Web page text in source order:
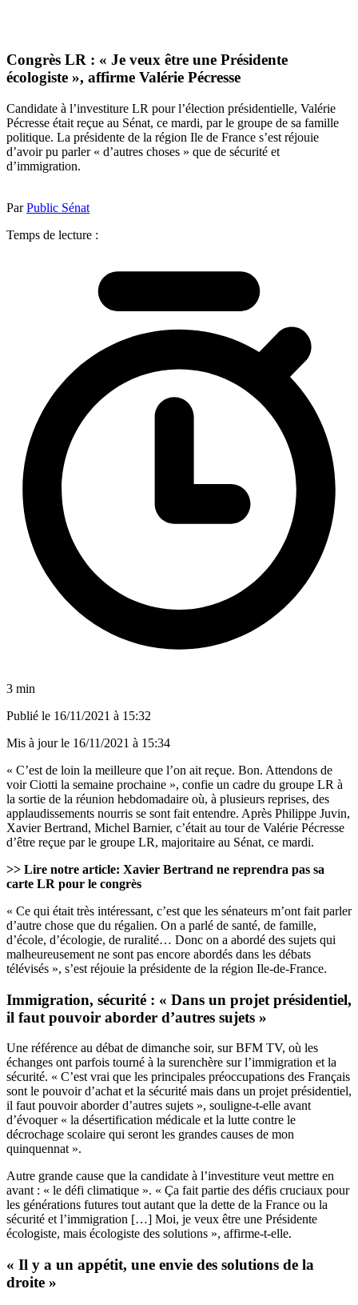
Congrès LR : « Je veux être une Présidente
écologiste », affirme Valérie Pécresse
Candidate à l’investiture LR pour l’élection présidentielle, Valérie
Pécresse était reçue au Sénat, ce mardi, par le groupe de sa famille
politique. La présidente de la région Ile de France s’est réjouie
d’avoir pu parler « d’autres choses » que de sécurité et
d’immigration.
ParPublic Sénat
Temps de lecture :
3 min
Publié le 16/11/2021 à 15:32
Mis à jour le 16/11/2021 à 15:34
« C’est de loin la meilleure que l’on ait reçue. Bon. Attendons de
voir Ciotti la semaine prochaine », confie un cadre du groupe LR à
la sortie de la réunion hebdomadaire où, à plusieurs reprises, des
applaudissements nourris se sont fait entendre. Après Philippe Juvin,
Xavier Bertrand, Michel Barnier, c’était au tour de Valérie Pécresse
d’être reçue par le groupe LR, majoritaire au Sénat, ce mardi.
>> Lire notre article: Xavier Bertrand ne reprendra pas sa
carte LR pour le congrès
« Ce qui était très intéressant, c’est que les sénateurs m’ont fait parler
d’autre chose que du régalien. On a parlé de santé, de famille,
d’école, d’écologie, de ruralité… Donc on a abordé des sujets qui
malheureusement ne sont pas encore abordés dans les débats
télévisés », s’est réjouie la présidente de la région Ile-de-France.
Immigration, sécurité : « Dans un projet présidentiel,
il faut pouvoir aborder d’autres sujets »
Une référence au débat de dimanche soir, sur BFM TV, où les
échanges ont parfois tourné à la surenchère sur l’immigration et la
sécurité. « C’est vrai que les principales préoccupations des Français
sont le pouvoir d’achat et la sécurité mais dans un projet présidentiel,
il faut pouvoir aborder d’autres sujets », souligne-t-elle avant
d’évoquer « la désertification médicale et la lutte contre le
décrochage scolaire qui seront les grandes causes de mon
quinquennat ».
Autre grande cause que la candidate à l’investiture veut mettre en
avant : « le défi climatique ». « Ça fait partie des défis cruciaux pour
les générations futures tout autant que la dette de la France ou la
sécurité et l’immigration […] Moi, je veux être une Présidente
écologiste, mais écologiste des solutions », affirme-t-elle.
« Il y a un appétit, une envie des solutions de la
droite »